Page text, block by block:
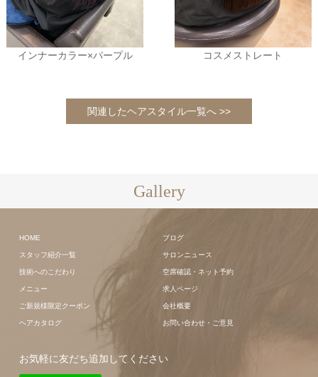
インナーカラー×パープル コスメストレート
関連したヘアスタイル一覧へ >>
Gallery
HOME
スタッフ紹介一覧
技術へのこだわり
メニュー
ご新規様限定クーポン
ヘアカタログ
ブログ
サロンニュース
空席確認・ネット予約
求人ページ
会社概要
お問い合わせ・ご意見
お気軽に友だち追加してください